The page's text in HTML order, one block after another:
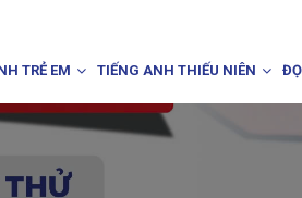
TRẺ EM TIẾNG ANH THIẾU NIÊN